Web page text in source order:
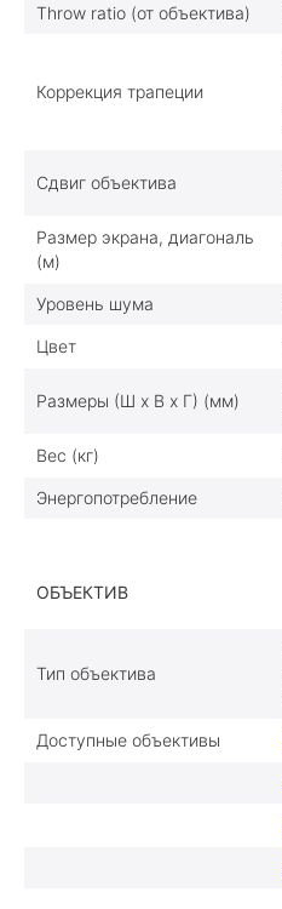
Throw ratio (от объектива)
Коррекция трапеции
Сдвиг объектива
Размер экрана, диагональ
(м)
Уровень шума
Цвет
Размеры (Ш x В x Г) (мм)
Вес (кг)
Энергопотребление
ОБЪЕКТИВ
Тип объектива
Доступные объективы